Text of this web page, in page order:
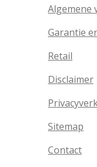
Algemene
Garantie
Retail
Disclaimer
Sitemap
Contact